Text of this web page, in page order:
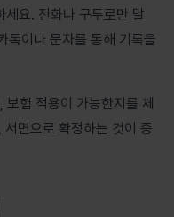
요. 전화나 구두로만 말
톡이나 문자를 통해 기록을
험 적용이 가능한지를 체
면으로 확정하는 것이 중